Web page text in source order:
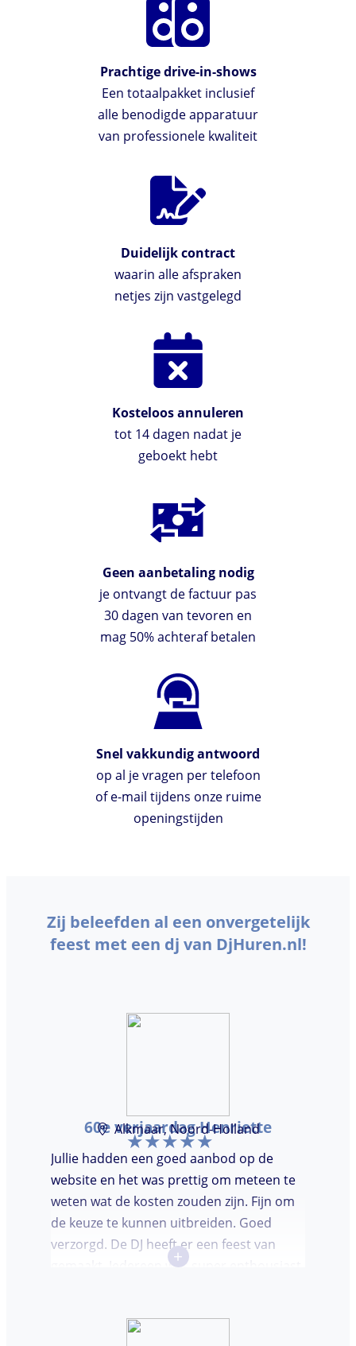
Prachtige drive-in-shows
Een totaalpakket inclusief
alle benodigde apparatuur
van professionele kwaliteit
Duidelijk contract
waarin alle afspraken
netjes zijn vastgelegd
Kosteloos annuleren
tot 14 dagen nadat je
geboekt hebt
Geen aanbetaling nodig
je ontvangt de factuur pas
30 dagen van tevoren en
mag 50% achteraf betalen
Snel vakkundig antwoord
op al je vragen per telefoon
of e-mail tijdens onze ruime
openingstijden
Zij beleefden al een onvergetelijk
feest met een dj van DjHuren.nl!
60e verjaardag Henriette
Alkmaar, Noord-Holland
Jullie hadden een goed aanbod op de
website en het was prettig om meteen te
weten wat de kosten zouden zijn. Fijn om
de keuze te kunnen uitbreiden. Goed
verzorgd. De DJ heeft er een feest van
gemaakt. Iedereen was super enthousiast,
over de DJ. Bij deze Marcel, top gedaan en
+